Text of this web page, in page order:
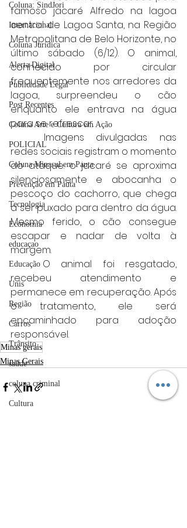
Coluna: SindJori
Internacional
Coluna Jurídica
Alerta Digital
Publicidade Legal
Post Recentes
Coluna Arte e Cultura em Ação
POLICIAL
Coluna Minasul em Pauta
Prevenção em Pauta
Tecnologia
Economia
educaçao
Educação
Unis
Região
Carros
Trânsito
saúde
coluna criminal
Cultura
famoso jacaré Alfredo na lagoa
central de Lagoa Santa, na Região
Metropolitana de Belo Horizonte, no
último sábado (6/12). O animal,
conhecido por circular
frequentemente nos arredores da
lagoa, surpreendeu o cão
enquanto ele entrava na água
para se refrescar.
redes sociais registram o momento
do ataque: o jacaré se aproxima
silenciosamente e abocanha o
pescoço do cachorro, que chega
a ser puxado para dentro da água.
Mesmo ferido, o cão consegue
escapar e nadar de volta à
margem.
	O animal foi resgatado,
recebeu atendimento e
permanece em recuperação. Após
o tratamento, ele será
encaminhado para adoção
responsável.
Minas gerais
Minas Gerais